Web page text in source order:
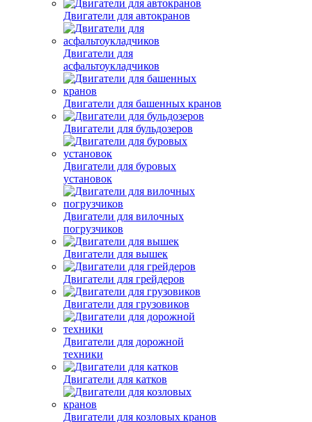
Двигатели для автокранов
Двигатели для
асфальтоукладчиков
Двигатели для башенных кранов
Двигатели для бульдозеров
Двигатели для буровых
установок
Двигатели для вилочных
погрузчиков
Двигатели для вышек
Двигатели для грейдеров
Двигатели для грузовиков
Двигатели для дорожной
техники
Двигатели для катков
Двигатели для козловых кранов